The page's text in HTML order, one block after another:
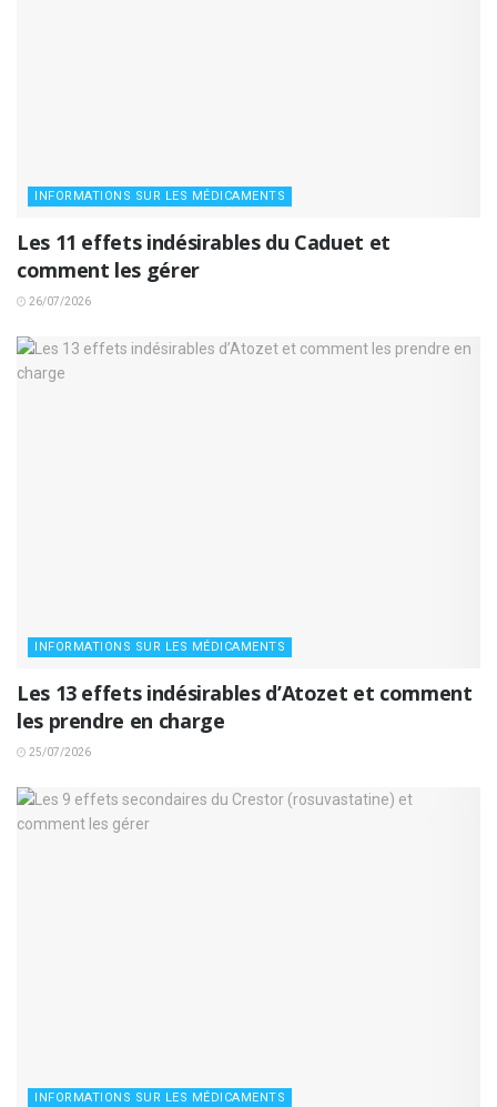
INFORMATIONS SUR LES MÉDICAMENTS
Les 11 effets indésirables du Caduet et
comment les gérer
26/07/2026
INFORMATIONS SUR LES MÉDICAMENTS
Les 13 effets indésirables d’Atozet et comment
les prendre en charge
25/07/2026
INFORMATIONS SUR LES MÉDICAMENTS